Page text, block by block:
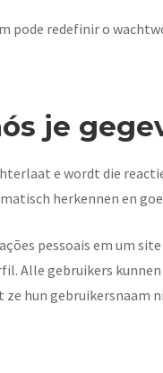
pode redefinir o
je
e wordt die
herkennen en
pessoais em um
Alle gebruikers
ze hun gebruikersnaam